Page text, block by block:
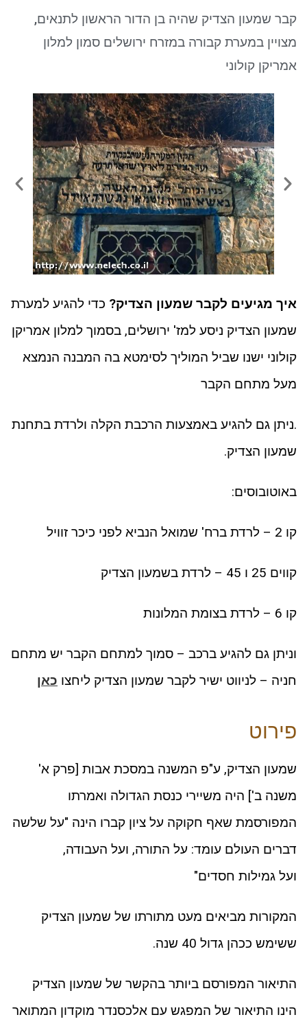
סמן קישורים
קבר שמעון הצדיק שהיה בן הדור הראשון לתנאים,
מצויין במערת קבורה במזרח ירושלים סמון למלון
אמריקן קולוני
איך מגיעים לקבר שמעון הצדיק? כדי להגיע למערת
שמעון הצדיק ניסע למז' ירושלים, בסמוך למלון אמריקן
קולוני ישנו שביל המוליך לסימטא בה המבנה הנמצא
מעל מתחם הקבר
.ניתן גם להגיע באמצעות הרכבת הקלה ולרדת בתחנת
שמעון הצדיק.
באוטובוסים:
קו 2 – לרדת ברח' שמואל הנביא לפני כיכר זוויל
קווים 25 ו 45 – לרדת בשמעון הצדיק
קו 6 – לרדת בצומת המלונות
וניתן גם להגיע ברכב – סמוך למתחם הקבר יש מתחם
חניה – לניווט ישיר לקבר שמעון הצדיק ליחצו כאן
פירוט
שמעון הצדיק, ע"פ המשנה במסכת אבות [פרק א'
משנה ב'] היה משיירי כנסת הגדולה ואמרתו
המפורסמת שאף חקוקה על ציון קברו הינה "על שלשה
דברים העולם עומד: על התורה, ועל העבודה,
ועל גמילות חסדים"
המקורות מביאים מעט מתורתו של שמעון הצדיק
ששימש ככהן גדול 40 שנה.
התיאור המפורסם ביותר בהקשר של שמעון הצדיק
הינו התיאור של המפגש עם אלכסנדר מוקדון המתואר